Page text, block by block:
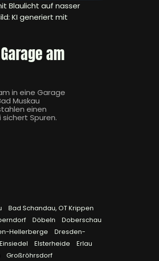
Blaulicht auf nasser
KI generiert mit
am
in eine Garage
Muskau
einen
sichert Spuren.
Bad Schandau, OT Krippen
Döbeln
Doberschau
Hellerberge
Dresden-
Einsiedel Elsterheide
Erlau
Großröhrsdorf